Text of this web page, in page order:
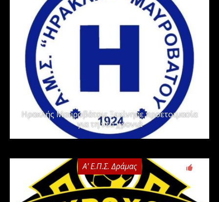
Ηρακλής Μαυροβάτου: Ξεκίνησε προετοιμασία
για τη νέα χρονιά
Α' Ε.Π.Σ. Δράμας